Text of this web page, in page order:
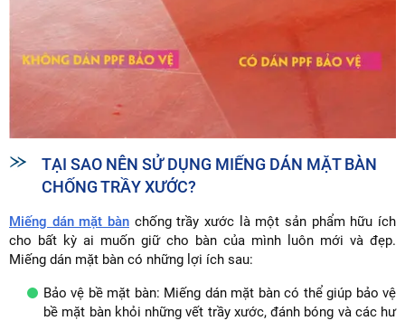
TẠI SAO NÊN SỬ DỤNG MIẾNG DÁN MẶT BÀN
CHỐNG TRẦY XƯỚC?
Miếng dán mặt bàn chống trầy xước là một sản phẩm hữu ích
cho bất kỳ ai muốn giữ cho bàn của mình luôn mới và đẹp.
Miếng dán mặt bàn có những lợi ích sau:
Bảo vệ bề mặt bàn: Miếng dán mặt bàn có thể giúp bảo vệ
bề mặt bàn khỏi những vết trầy xước, đánh bóng và các hư